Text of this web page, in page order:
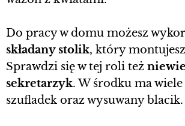
Do pracy w domu możesz
składany stolik, który
Sprawdzi się w tej roli też
sekretarzyk. W środku ma
szufladek oraz wysuwany blacik.